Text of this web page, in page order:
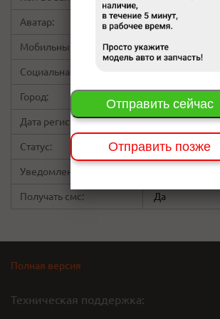
Аватар:
Мобильный: не указано
Социальная сеть:
Город: Красноярск
Дата регистрации: 18:02 20.09.13
Статус: Пользователь
Уведомления на Email:
Получать смс: Да
Полная версия
Техническая поддержка:
Отправить сейчас
Отправить позже